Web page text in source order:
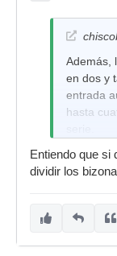
Además,
en dos y
entrada
hasta
Entiendo que si
dividir los